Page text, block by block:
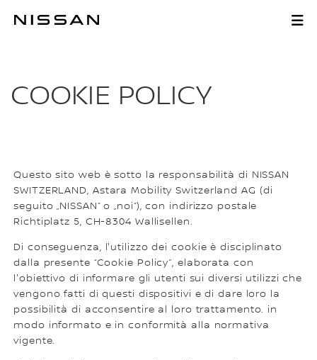
COOKIE POLICY
COOKIE POLICY
Questo sito web è sotto la responsabilità di NISSAN
SWITZERLAND, Astara Mobility Switzerland AG (di
seguito „NISSAN“ o „noi“), con indirizzo postale
Richtiplatz 5, CH-8304 Wallisellen.
Di conseguenza, l'utilizzo dei cookie è disciplinato
dalla presente “Cookie Policy”, elaborata con
l'obiettivo di informare gli utenti sui diversi utilizzi che
vengono fatti di questi dispositivi e di dare loro la
possibilità di acconsentire al loro trattamento. in
modo informato e in conformità alla normativa
vigente.